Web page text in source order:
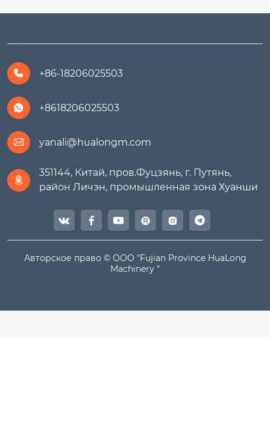
 +86-18206025503
 +8618206025503
 yanali@hualongm.com

351144, Китай, пров.Фуцзянь, г. Путянь,
район Личэн, промышленная зона Хуанши
   
Авторское право © ООО "Fujian Province HuaLong
Machinery "